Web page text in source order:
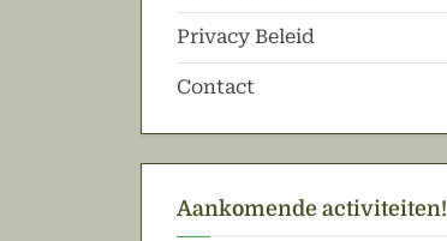
Privacy Beleid
Contact
Aankomende activiteiten!